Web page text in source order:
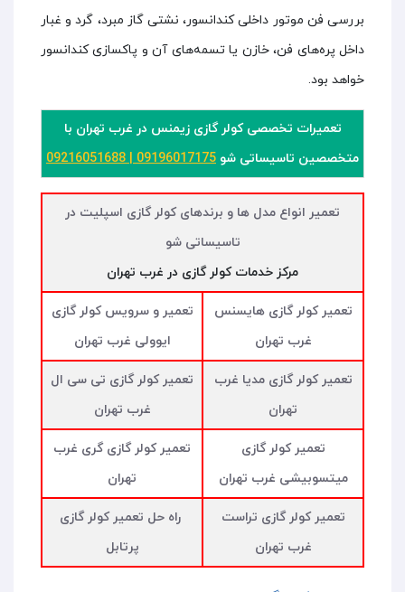
بررسی فن موتور داخلی کندانسور، نشتی گاز مبرد، گرد و غبار
داخل پره‌های فن، خازن یا تسمه‌های آن و پاکسازی کندانسور
خواهد بود.
تعمیرات تخصصی کولر گازی زیمنس در غرب تهران با
متخصصین تاسیساتی شو 09196017175
09216051688
تعمیر انواع مدل ها و برندهای کولر گازی اسپلیت در
تاسیساتی شو
مرکز خدمات کولر گازی در غرب تهران
تعمیر کولر گازی هایسنس
غرب تهران
تعمیر و سرویس کولر گازی
ایوولی غرب تهران
تعمیر کولر گازی مدیا غرب
تهران
تعمیر کولر گازی تی سی ال
غرب تهران
تعمیر کولر گازی
میتسوبیشی غرب تهران
تعمیر کولر گازی گری غرب
تهران
تعمیر کولر گازی تراست
غرب تهران
راه حل تعمیر کولر گازی
پرتابل